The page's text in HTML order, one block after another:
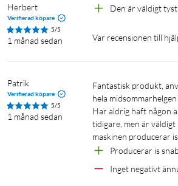
Så här gör du
Se till att avtappningspluggen är
Plocka ur iskorgen
Fyll vattenbehållaren upp till max-
Lägg tillbaka iskorgen och stäng
Välj storlek på din is, via knapparna
Tryck på "on"-knappen på panelen.
Efter cirka 7-15 minuter är de
Herbert
Verifierad köpare
5/5
1 månad sedan
Den är väldigt tyst
Var recensionen till
Patrik
Verifierad köpare
5/5
1 månad sedan
Fantastisk produkt, använd på landet under
hela midsommarhelgen!
Har aldrig haft någon
tidigare, men är
maskinen producerar
Producerar is
Inget negativt